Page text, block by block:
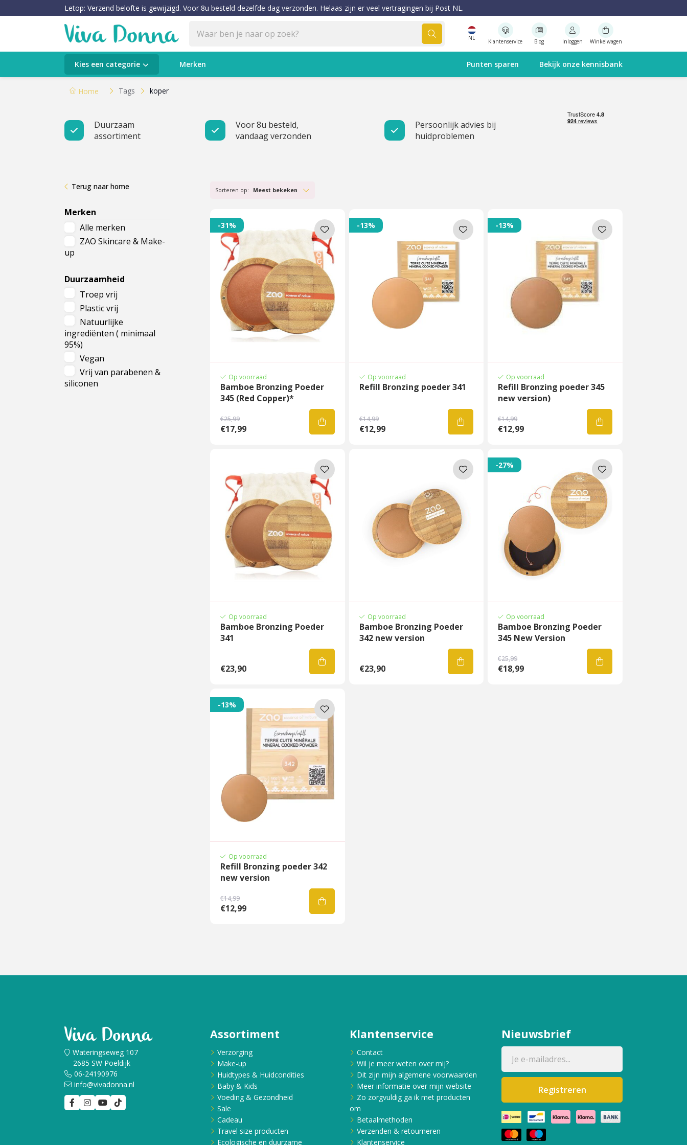
Letop: Verzend belofte is gewijzigd. Voor 8u besteld dezelfde dag verzonden. Helaas zijn er veel vertragingen bij Post NL.
NL Klantenservice Blog Inloggen Winkelwagen
Kies een categorie Merken Punten sparen Bekijk onze kennisbank
Categorieën
Verzorging
Huidtypes & Huidcondities
Voeding & Gezondheid
Cadeau
Nieuwe Striplac 2025
Schrijf je nu in voor Beauty News
Home Tags koper
Duurzaam
assortiment
Voor 8u besteld,
vandaag verzonden
Persoonlijk advies bij
huidproblemen
Terug naar home
Merken
Alle merken
ZAO Skincare & Make-
up
Duurzaamheid
Troep vrij
Plastic vrij
Natuurlijke
ingrediënten ( minimaal
95%)
Vegan
Vrij van parabenen &
siliconen
Sorteren op: Meest bekeken
-31%
Op voorraad
Bamboe Bronzing Poeder
345 (Red Copper)*
€25,99
€17,99
-13%
Op voorraad
Refill Bronzing poeder 341
€14,99
€12,99
-13%
Op voorraad
Refill Bronzing poeder 345
new version)
€14,99
€12,99
Op voorraad
Bamboe Bronzing Poeder
341
€23,90
Op voorraad
Bamboe Bronzing Poeder
342 new version
€23,90
-27%
Op voorraad
Bamboe Bronzing Poeder
345 New Version
€25,99
€18,99
-13%
Op voorraad
Refill Bronzing poeder 342
new version
€14,99
€12,99
Wateringseweg 107
2685 SW Poeldijk
06-24190976
info@vivadonna.nl
Assortiment
Verzorging
Make-up
Huidtypes & Huidcondities
Baby & Kids
Voeding & Gezondheid
Sale
Cadeau
Travel size producten
Ecologische en duurzame
Klantenservice
Contact
Wil je meer weten over mij?
Dit zijn mijn algemene voorwaarden
Meer informatie over mijn website
Zo zorgvuldig ga ik met producten
om
Betaalmethoden
Verzenden & retourneren
Klantenservice
Nieuwsbrief
Registreren